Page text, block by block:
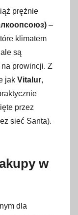
prężnie
–
klimatem
są
prowincji. Z
jak Vitalur,
przez
sieć Santa).
w
dla